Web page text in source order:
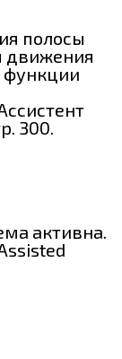
полосы
движения
функции
300.
активна.